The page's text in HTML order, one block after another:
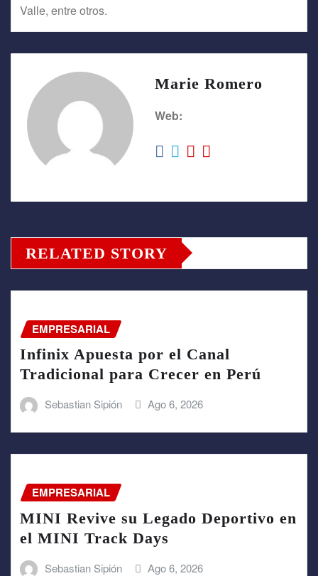
Valle, entre otros.
Marie Romero
Web:
RELATED STORY
EMPRESARIAL
Infinix Apuesta por el Canal
Tradicional para Crecer en Perú
Sebastian Sipión Ago 6, 2026
EMPRESARIAL
MINI Revive su Legado Deportivo en
el MINI Track Days
Sebastian Sipión Ago 6, 2026